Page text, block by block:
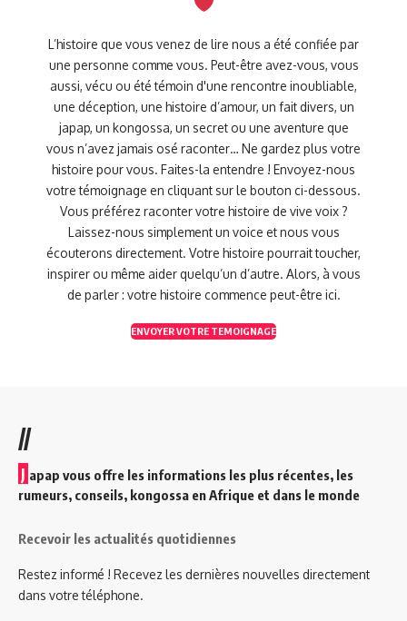
L’histoire que vous venez de lire nous a été confiée par
une personne comme vous. Peut-être avez-vous, vous
aussi, vécu ou été témoin d'une rencontre inoubliable,
une déception, une histoire d’amour, un fait divers, un
japap, un kongossa, un secret ou une aventure que
vous n’avez jamais osé raconter… Ne gardez plus votre
histoire pour vous. Faites-la entendre ! Envoyez-nous
votre témoignage en cliquant sur le bouton ci-dessous.
Vous préférez raconter votre histoire de vive voix ?
Laissez-nous simplement un voice et nous vous
écouterons directement. Votre histoire pourrait toucher,
inspirer ou même aider quelqu’un d’autre. Alors, à vous
de parler : votre histoire commence peut-être ici.
ENVOYER VOTRE TEMOIGNAGE
//
J apap vous offre les informations les plus récentes, les
rumeurs, conseils, kongossa en Afrique et dans le monde
Recevoir les actualités quotidiennes
Restez informé ! Recevez les dernières nouvelles directement
dans votre téléphone.